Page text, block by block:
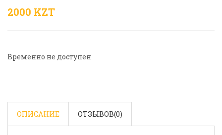
2000 KZT
Временно не доступен
ОПИСАНИЕ ОТЗЫВОВ(0)